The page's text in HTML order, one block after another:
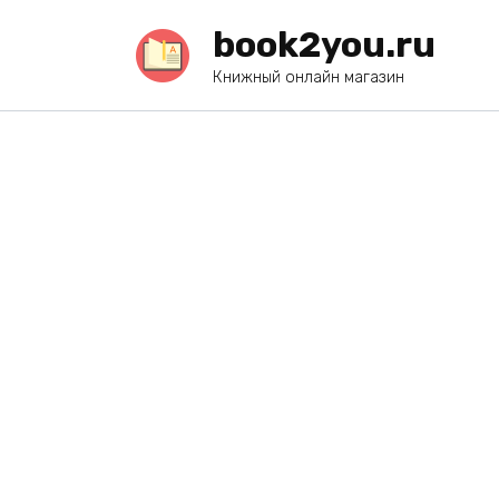
book2you.ru
Книжный онлайн магазин